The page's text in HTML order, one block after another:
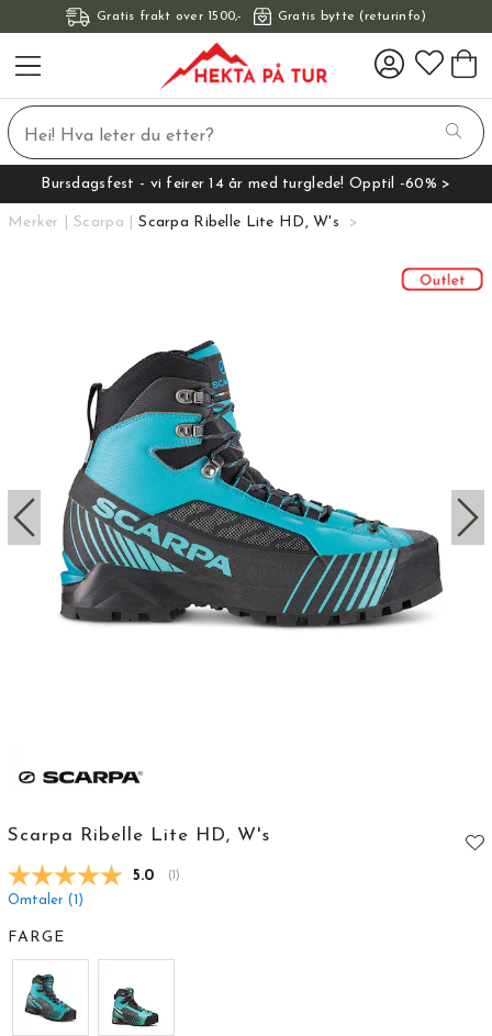
Gratis frakt over 1500,- Gratis bytte (returinfo)
Bursdagsfest - vi feirer 14 år med turglede! Opptil -60% >
Merker Scarpa Scarpa Ribelle Lite HD, W's
Scarpa Ribelle Lite HD, W's
Gjennomsnittskarakter:
5.0 ( stemmer:
)
Omtaler ( )
FARGE